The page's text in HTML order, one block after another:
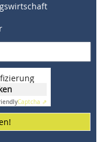
Captcha ⇗